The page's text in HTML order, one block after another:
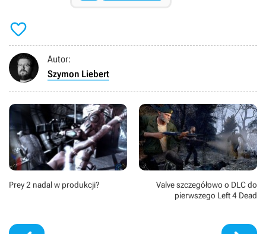

Autor:
Szymon Liebert
Prey 2 nadal w produkcji?
Valve szczegółowo o DLC do
pierwszego Left 4 Dead